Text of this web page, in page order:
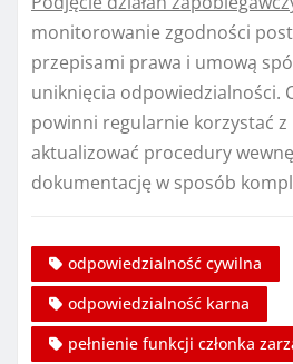
monitorowanie zgodności
przepisami prawa i umową
uniknięcia odpowiedzialności.
powinni regularnie korzystać
aktualizować procedury
dokumentację w sposób
odpowiedzialność cywilna
odpowiedzialność karna
pełnienie funkcji członka